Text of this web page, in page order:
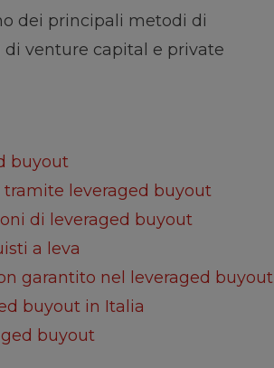
dei principali metodi di
venture capital e private
buyout
leveraged buyout
di leveraged buyout
a leva
garantito nel leveraged buyout
buyout in Italia
buyout